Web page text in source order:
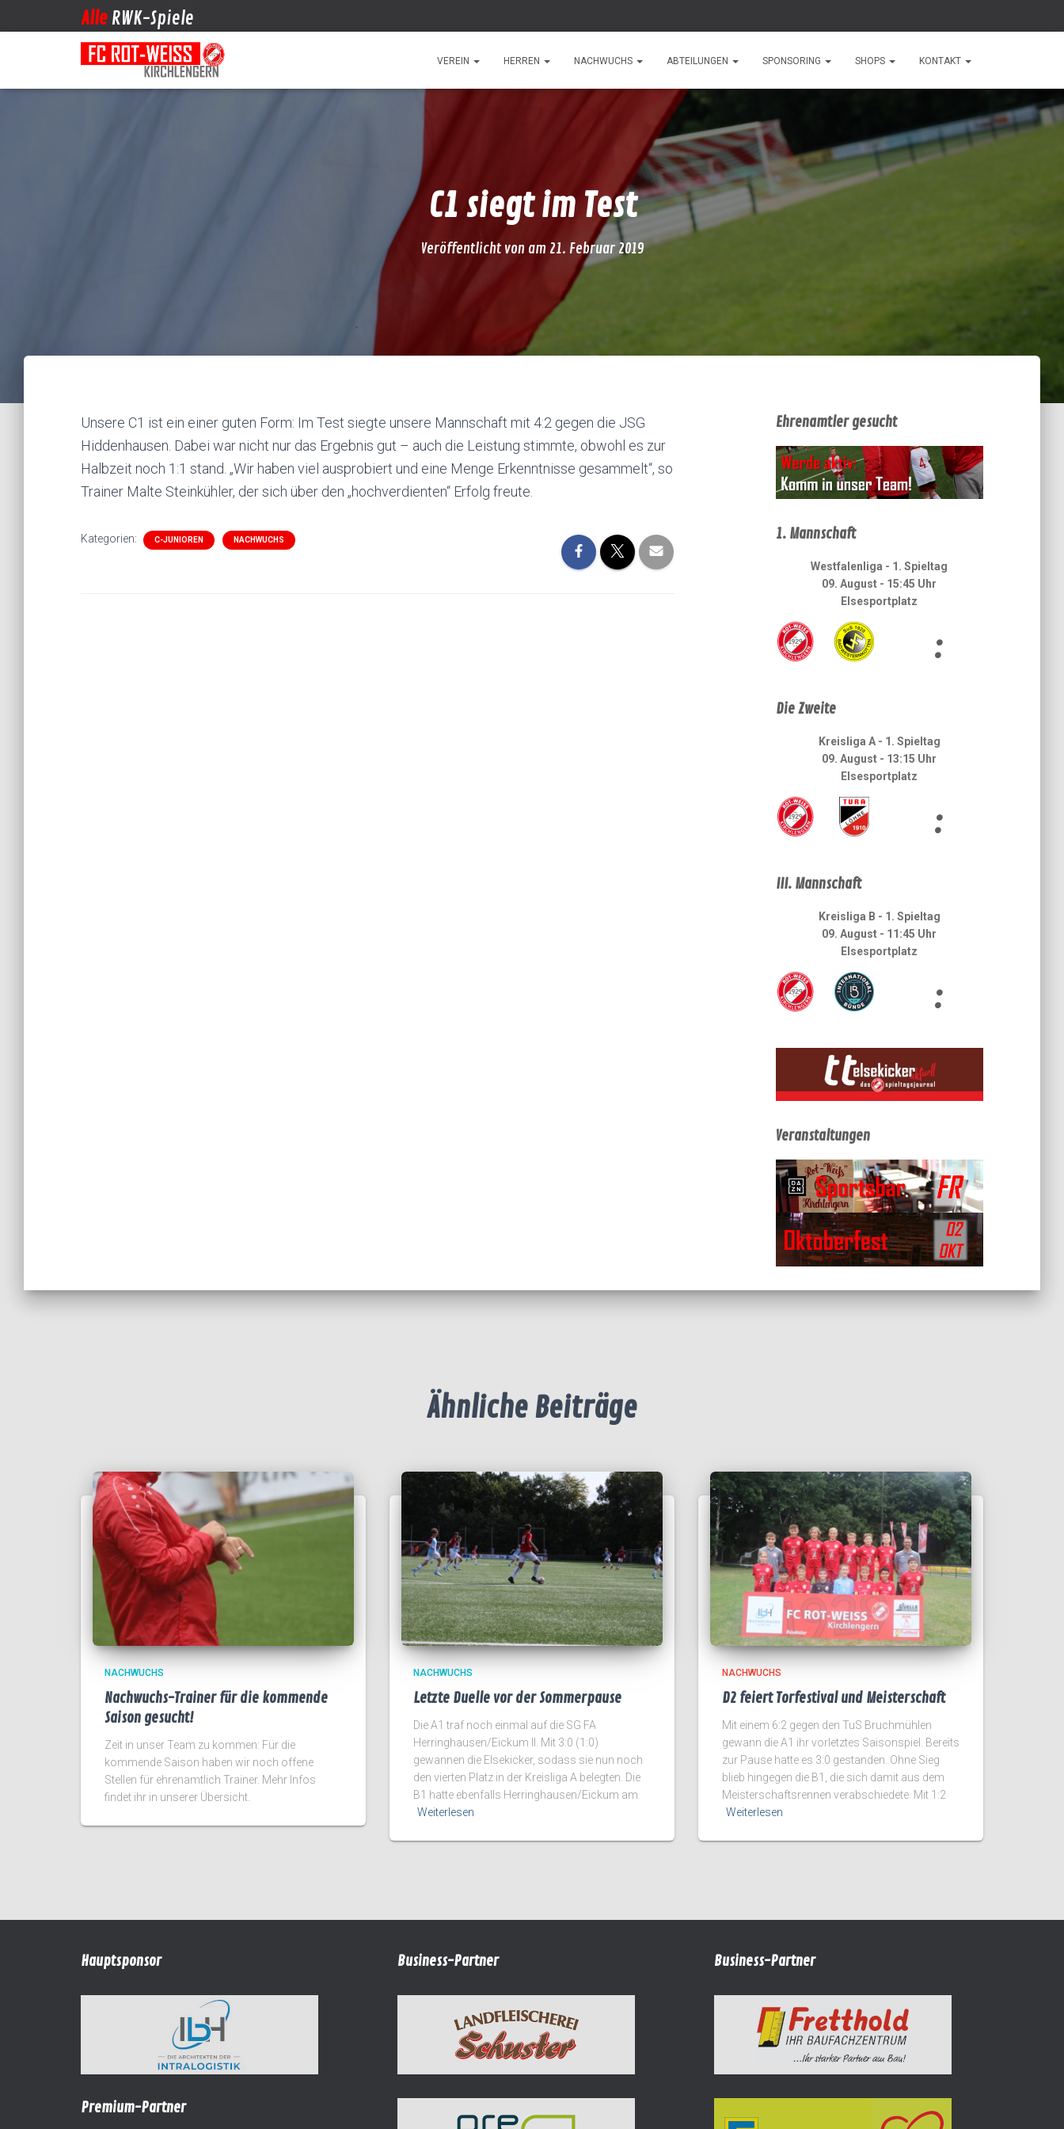
Alle RWK-Spiele
VEREIN HERREN NACHWUCHS ABTEILUNGEN SPONSORING SHOPS KONTAKT
C1 siegt im Test
Veröffentlicht von am 21. Februar 2019
Unsere C1 ist ein einer guten Form: Im Test siegte unsere Mannschaft mit 4:2 gegen die JSG
Hiddenhausen. Dabei war nicht nur das Ergebnis gut – auch die Leistung stimmte, obwohl es zur
Halbzeit noch 1:1 stand. „Wir haben viel ausprobiert und eine Menge Erkenntnisse gesammelt“, so
Trainer Malte Steinkühler, der sich über den „hochverdienten“ Erfolg freute.
Kategorien: C-JUNIOREN NACHWUCHS
Ehrenamtler gesucht
1. Mannschaft
Westfalenliga - 1. Spieltag
09. August - 15:45 Uhr
Elsesportplatz
:
Die Zweite
Kreisliga A - 1. Spieltag
09. August - 13:15 Uhr
Elsesportplatz
:
III. Mannschaft
Kreisliga B - 1. Spieltag
09. August - 11:45 Uhr
Elsesportplatz
:
Veranstaltungen
Ähnliche Beiträge
NACHWUCHS
Nachwuchs-Trainer für die kommende
Saison gesucht!
Zeit in unser Team zu kommen: Für die
kommende Saison haben wir noch offene
Stellen für ehrenamtlich Trainer. Mehr Infos
findet ihr in unserer Übersicht.
NACHWUCHS
Letzte Duelle vor der Sommerpause
Die A1 traf noch einmal auf die SG FA
Herringhausen/Eickum II. Mit 3:0 (1:0)
gewannen die Elsekicker, sodass sie nun noch
den vierten Platz in der Kreisliga A belegten. Die
B1 hatte ebenfalls Herringhausen/Eickum am
Weiterlesen
NACHWUCHS
D2 feiert Torfestival und Meisterschaft
Mit einem 6:2 gegen den TuS Bruchmühlen
gewann die A1 ihr vorletztes Saisonspiel. Bereits
zur Pause hatte es 3:0 gestanden. Ohne Sieg
blieb hingegen die B1, die sich damit aus dem
Meisterschaftsrennen verabschiedete. Mit 1:2
Weiterlesen
Hauptsponsor
Premium-Partner
Business-Partner Business-Partner